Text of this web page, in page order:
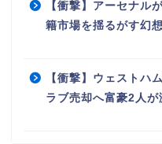
【衝撃】アーセナル
籍市場を揺るがす幻
【衝撃】ウェストハ
ラブ売却へ富豪2人が